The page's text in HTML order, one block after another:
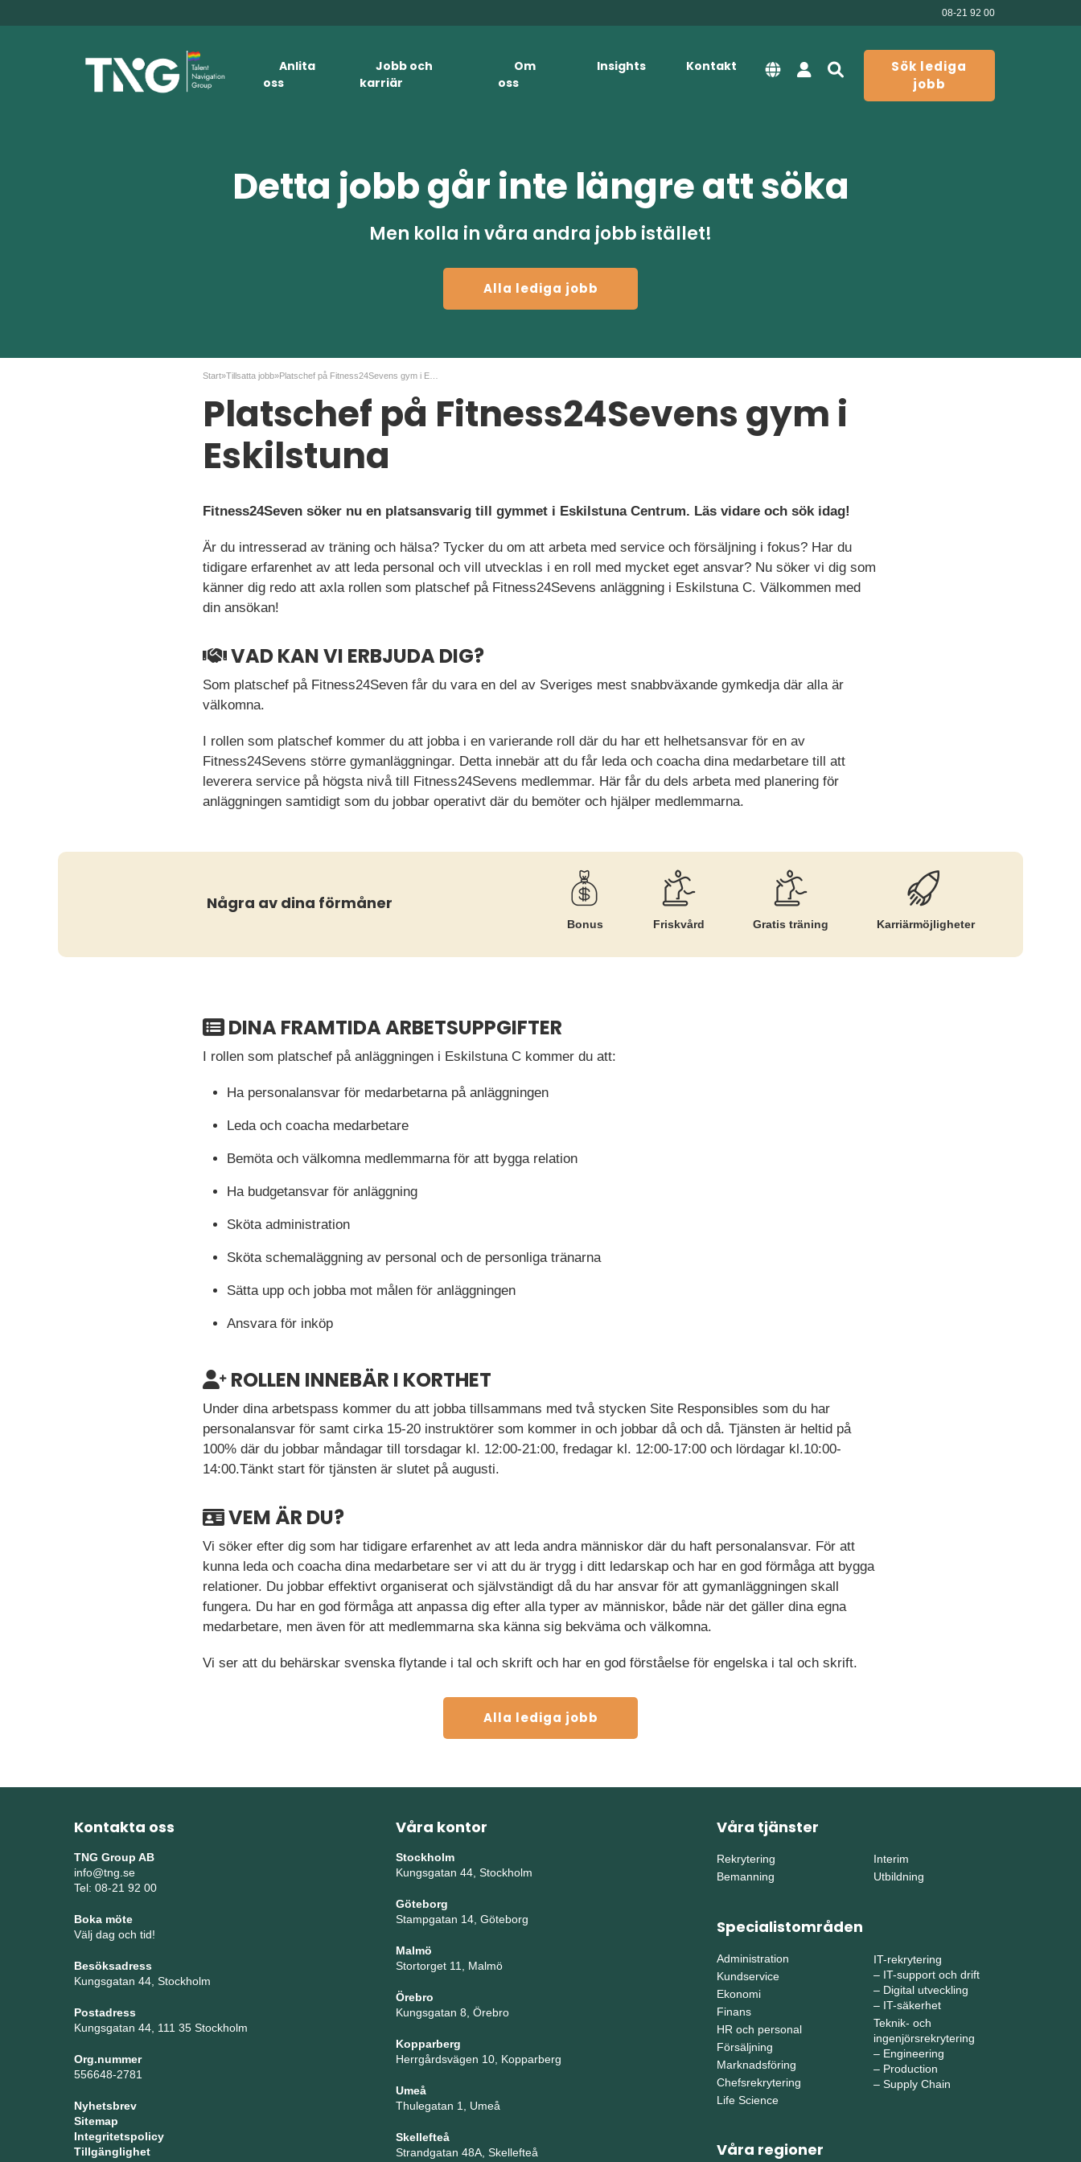
08-21 92 00
Anlita
oss
Jobb och
karriär
Om
oss
Insights Kontakt
Sök lediga
jobb
Detta jobb går inte längre att söka
Men kolla in våra andra jobb istället!
Alla lediga jobb
Start»Tillsatta jobb»
Platschef på Fitness24Sevens gym i
Eskilstuna
Fitness24Seven söker nu en platsansvarig till gymmet i Eskilstuna Centrum. Läs vidare och sök idag!
Är du intresserad av träning och hälsa? Tycker du om att arbeta med service och försäljning i fokus? Har du
tidigare erfarenhet av att leda personal och vill utvecklas i en roll med mycket eget ansvar? Nu söker vi dig som
känner dig redo att axla rollen som platschef på Fitness24Sevens anläggning i Eskilstuna C. Välkommen med
din ansökan!
VAD KAN VI ERBJUDA DIG?
Som platschef på Fitness24Seven får du vara en del av Sveriges mest snabbväxande gymkedja där alla är
välkomna.
I rollen som platschef kommer du att jobba i en varierande roll där du har ett helhetsansvar för en av
Fitness24Sevens större gymanläggningar. Detta innebär att du får leda och coacha dina medarbetare till att
leverera service på högsta nivå till Fitness24Sevens medlemmar. Här får du dels arbeta med planering för
anläggningen samtidigt som du jobbar operativt där du bemöter och hjälper medlemmarna.
Några av dina förmåner
Bonus Friskvård Gratis träning Karriär­möjligheter
DINA FRAMTIDA ARBETSUPPGIFTER
I rollen som platschef på anläggningen i Eskilstuna C kommer du att:
Ha personalansvar för medarbetarna på anläggningen
Leda och coacha medarbetare
Bemöta och välkomna medlemmarna för att bygga relation
Ha budgetansvar för anläggning
Sköta administration
Sköta schemaläggning av personal och de personliga tränarna
Sätta upp och jobba mot målen för anläggningen
Ansvara för inköp
ROLLEN INNEBÄR I KORTHET
Under dina arbetspass kommer du att jobba tillsammans med två stycken Site Responsibles som du har
personalansvar för samt cirka 15-20 instruktörer som kommer in och jobbar då och då. Tjänsten är heltid på
100% där du jobbar måndagar till torsdagar kl. 12:00-21:00, fredagar kl. 12:00-17:00 och lördagar kl.10:00-
14:00.Tänkt start för tjänsten är slutet på augusti.
VEM ÄR DU?
Vi söker efter dig som har tidigare erfarenhet av att leda andra människor där du haft personalansvar. För att
kunna leda och coacha dina medarbetare ser vi att du är trygg i ditt ledarskap och har en god förmåga att bygga
relationer. Du jobbar effektivt organiserat och självständigt då du har ansvar för att gymanläggningen skall
fungera. Du har en god förmåga att anpassa dig efter alla typer av människor, både när det gäller dina egna
medarbetare, men även för att medlemmarna ska känna sig bekväma och välkomna.
Vi ser att du behärskar svenska flytande i tal och skrift och har en god förståelse för engelska i tal och skrift.
Alla lediga jobb
Kontakta oss
TNG Group AB
info@tng.se
Tel: 08-21 92 00
Boka möte
Välj dag och tid!
Besöksadress
Kungsgatan 44, Stockholm
Postadress
Kungsgatan 44, 111 35 Stockholm
Org.nummer
556648-2781
Nyhetsbrev
Sitemap
Integritetspolicy
Tillgänglighet
Våra kontor
Stockholm
Kungsgatan 44, Stockholm
Göteborg
Stampgatan 14, Göteborg
Malmö
Stortorget 11, Malmö
Örebro
Kungsgatan 8, Örebro
Kopparberg
Herrgårdsvägen 10, Kopparberg
Umeå
Thulegatan 1, Umeå
Skellefteå
Strandgatan 48A, Skellefteå
Våra tjänster
Rekrytering
Bemanning
Interim
Utbildning
Specialistområden
Administration
Kundservice
Ekonomi
Finans
HR och personal
Försäljning
Marknadsföring
Chefsrekrytering
Life Science
IT-rekrytering
– IT-support och drift
– Digital utveckling
– IT-säkerhet
Teknik- och
ingenjörsrekrytering
– Engineering
– Production
– Supply Chain
Våra regioner